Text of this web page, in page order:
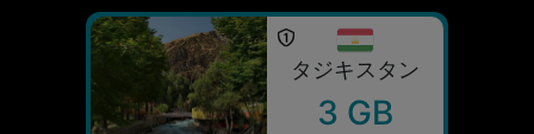
タジキスタン
3 GB